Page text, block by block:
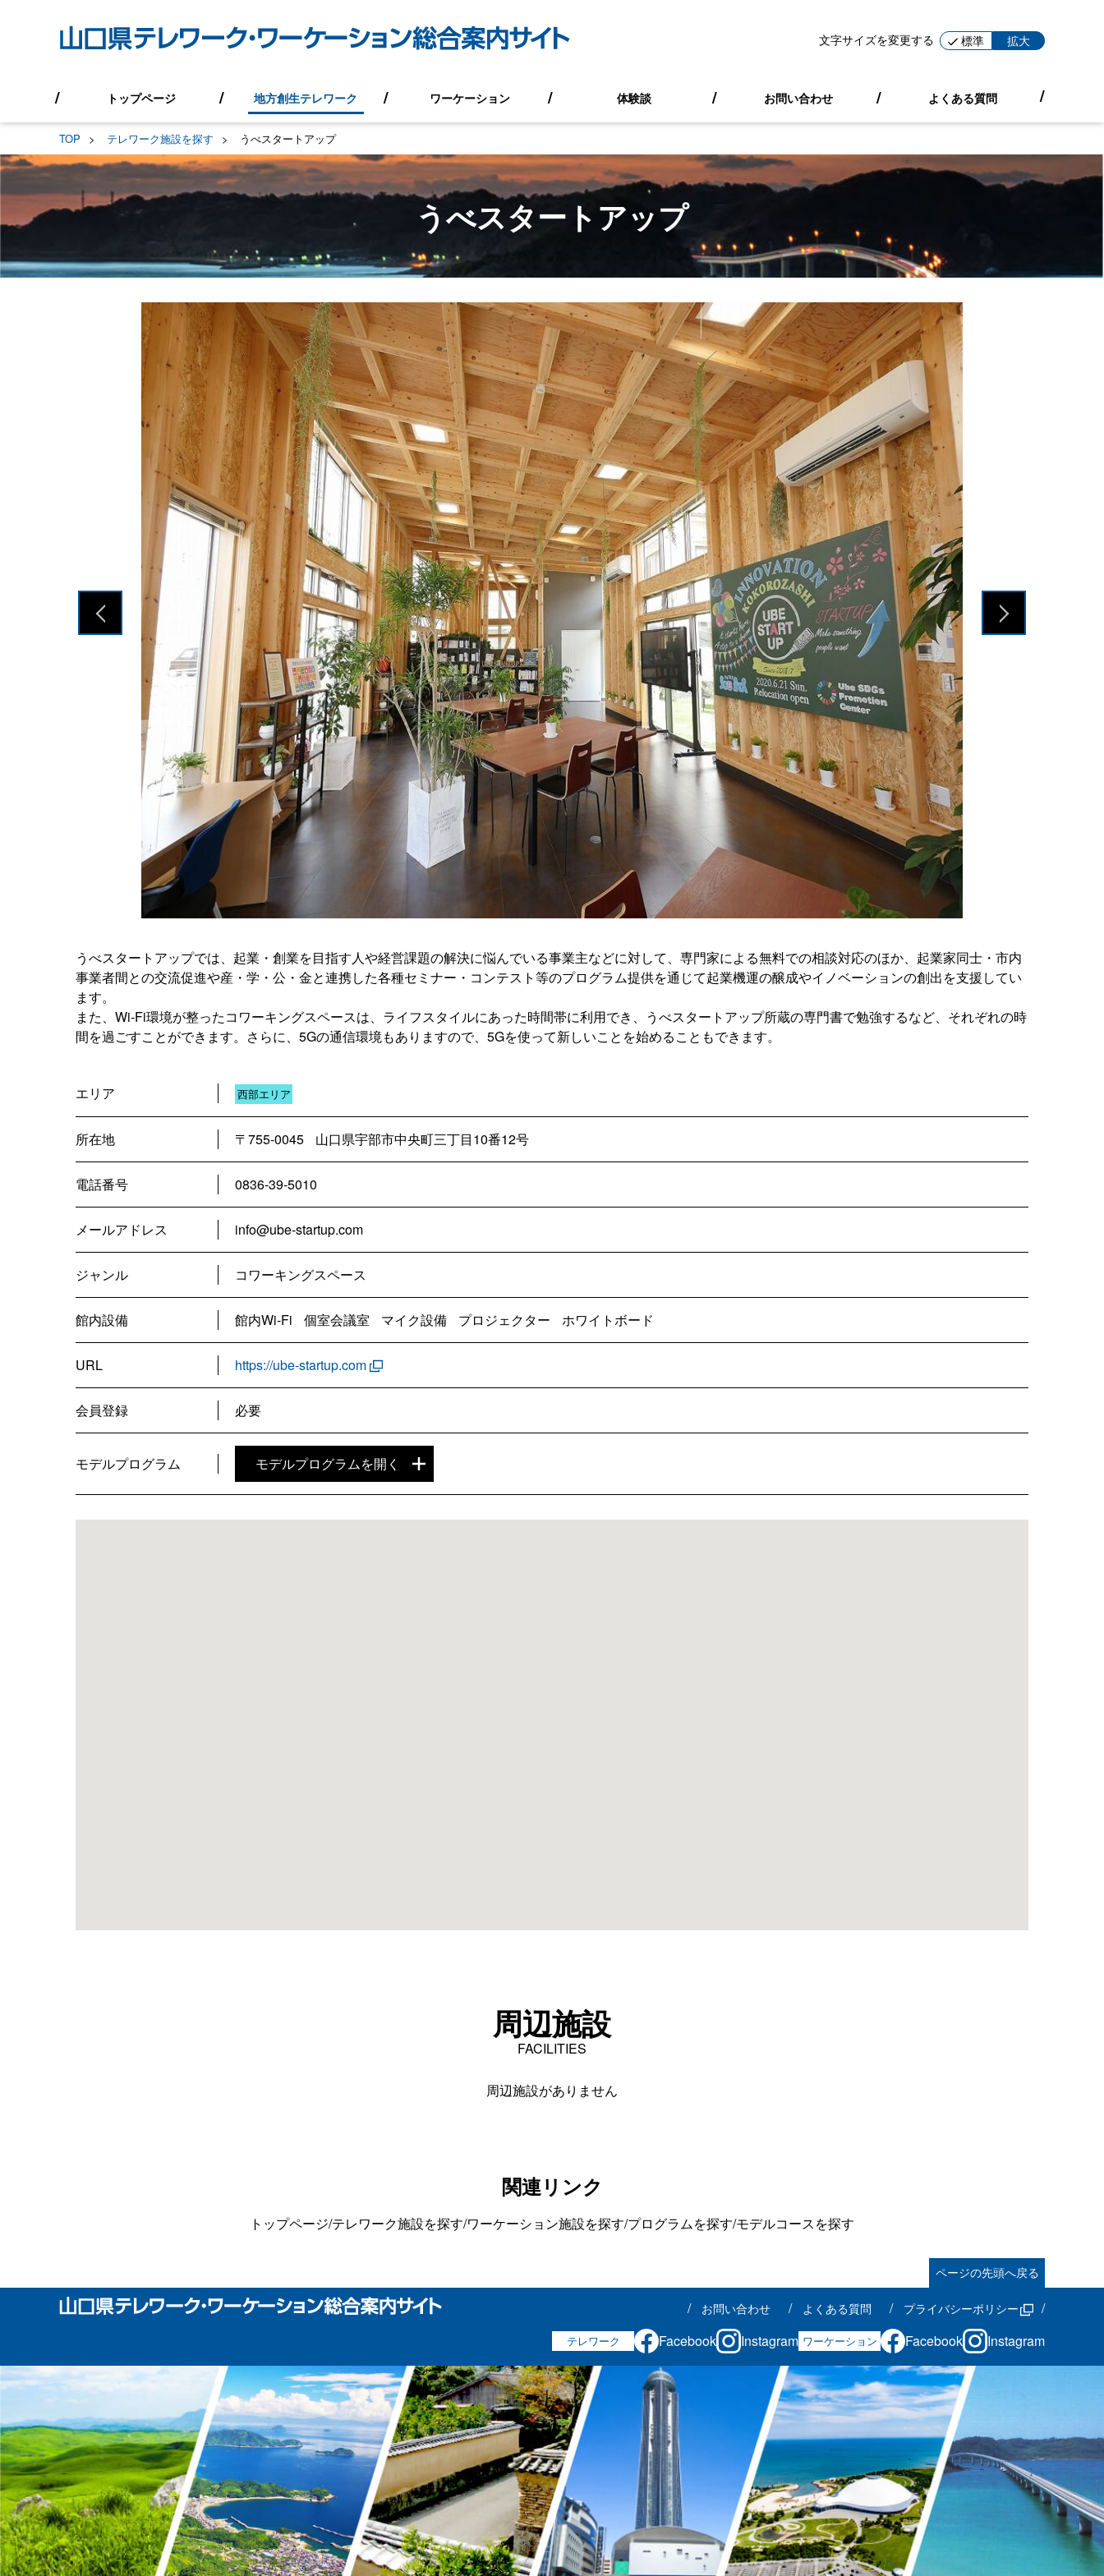
文字サイズを変更する 標準 拡大
トップページ 地方創生テレワーク ワーケーション 体験談 お問い合わせ よくある質問
TOP テレワーク施設を探す うべスタートアップ
うべスタートアップ
うべスタートアップでは、起業・創業を目指す人や経営課題の解決に悩んでいる事業主などに対して、専門家による無料での相談対応のほか、起業家同士・市内
事業者間との交流促進や産・学・公・金と連携した各種セミナー・コンテスト等のプログラム提供を通じて起業機運の醸成やイノベーションの創出を支援してい
ます。
また、Wi-Fi環境が整ったコワーキングスペースは、ライフスタイルにあった時間帯に利用でき、うべスタートアップ所蔵の専門書で勉強するなど、それぞれの時
間を過ごすことができます。さらに、5Gの通信環境もありますので、5Gを使って新しいことを始めることもできます。
エリア 西部エリア
所在地 〒755-0045 山口県宇部市中央町三丁目10番12号
電話番号 0836-39-5010
メールアドレス info@ube-startup.com
ジャンル コワーキングスペース
館内設備 館内Wi-Fi 個室会議室 マイク設備 プロジェクター ホワイトボード
URL https://ube-startup.com
会員登録 必要
モデルプログラム モデルプログラムを開く
周辺施設
FACILITIES
周辺施設がありません
関連リンク
トップページ/テレワーク施設を探す/ワーケーション施設を探す/プログラムを探す/モデルコースを探す
ページの先頭へ戻る
お問い合わせ よくある質問 プライバシーポリシー
テレワーク Facebook Instagram ワーケーション Facebook Instagram